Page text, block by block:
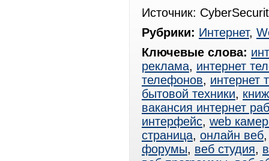
Источник:
Рубрики: Интернет,
Ключевые слова:
реклама, интернет
телефонов, интернет
бытовой техники,
вакансия интернет
интерфейс, web
страница, онлайн веб
форумы, веб студия,